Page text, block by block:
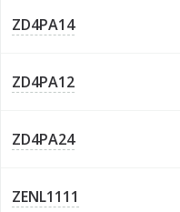
ZD4PA14
ZD4PA12
ZD4PA24
ZENL1111